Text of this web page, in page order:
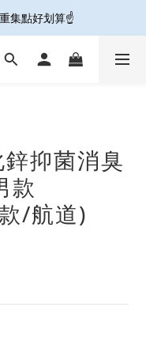
褲 6件9折免運
集點好划算☝️
褲 6件9折免運
抑菌消臭
款
/航道)